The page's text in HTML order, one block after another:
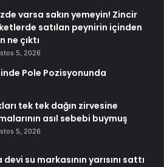
varsa sakın yemeyin! Zincir
satılan peynirin içinden
ne çıktı
5, 2026
Pole Pozisyonunda
tek tek dağın zirvesine
asıl sebebi buymuş
5, 2026
devi su markasının yarısını sattı